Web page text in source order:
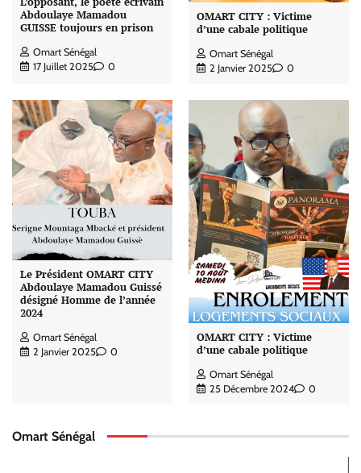
Abdoulaye Mamadou
GUISSE toujours en prison
Omart Sénégal
17 Juillet 2025
0
OMART CITY : Victime
d’une cabale politique
Omart Sénégal
2 Janvier 2025
0
Le Président OMART CITY
Abdoulaye Mamadou Guissé
désigné Homme de l’année
2024
Omart Sénégal
2 Janvier 2025
0
OMART CITY : Victime
d’une cabale politique
Omart Sénégal
25 Décembre 2024
0
Omart Sénégal